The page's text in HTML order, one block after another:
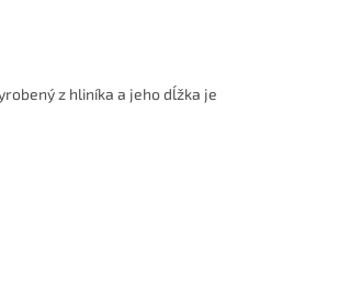
z hliníka a jeho dĺžka je